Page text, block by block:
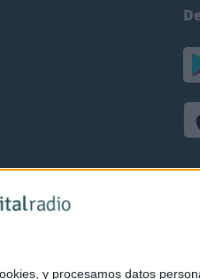
y procesamos datos